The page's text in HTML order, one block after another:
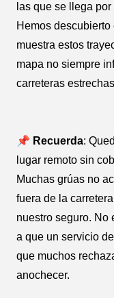
las que se llega
Hemos
muestra estos
mapa no siempre
carreteras
📌 Recuerda:
lugar remoto sin
Muchas grúas no
fuera de la
nuestro seguro. No
a que un servicio
que muchos
anochecer.